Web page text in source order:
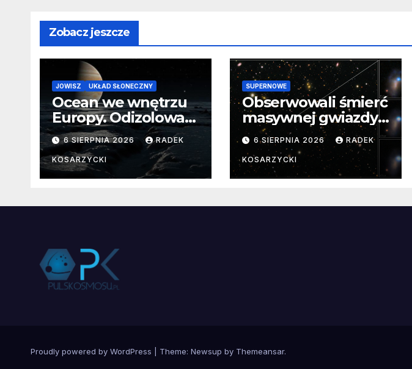
Zobacz jeszcze
JOWISZ UKŁAD SŁONECZNY
Ocean we wnętrzu
Europy. Odizolowani
przez lodową
barierę
6 SIERPNIA 2026 RADEK
KOSARZYCKI
SUPERNOWE
Obserwowali śmierć
masywnej gwiazdy
od samego
początku.
Niezwykle cenne
dane
6 SIERPNIA 2026 RADEK
KOSARZYCKI
Proudly powered by WordPress Theme: Newsup by Themeansar.